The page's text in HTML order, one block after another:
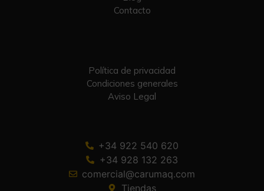
Contacto
Política de privacidad
Condiciones generales
Aviso Legal
+34 922 540 620
+34 928 132 263
comercial@carumaq.com
Tiendas